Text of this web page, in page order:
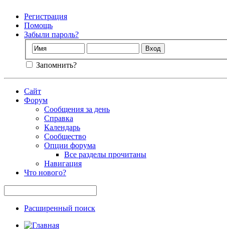
Регистрация
Помощь
Забыли пароль?
Запомнить?
Сайт
Форум
Сообщения за день
Справка
Календарь
Сообщество
Опции форума
Все разделы прочитаны
Навигация
Что нового?
Расширенный поиск